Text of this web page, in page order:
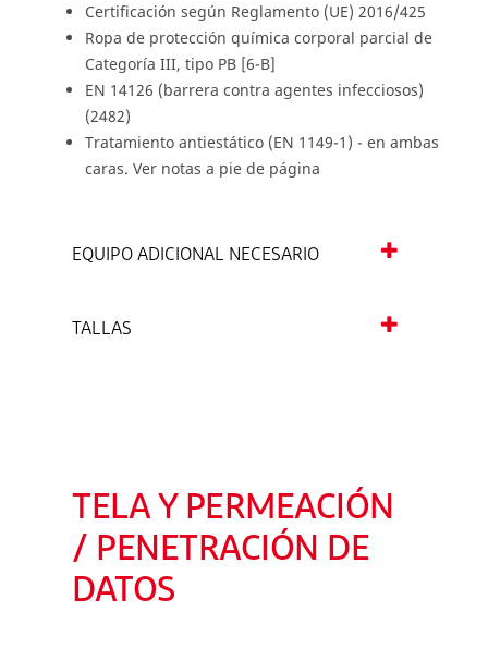
Certificación según Reglamento (UE) 2016/425
Ropa de protección química corporal parcial de
Categoría III, tipo PB [6-B]
EN 14126 (barrera contra agentes infecciosos)
(2482)
Tratamiento antiestático (EN 1149-1) - en ambas
caras. Ver notas a pie de página
EQUIPO ADICIONAL NECESARIO
TALLAS
TELA Y PERMEACIÓN
/ PENETRACIÓN DE
DATOS